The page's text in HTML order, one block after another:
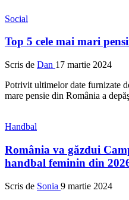
Social
Top 5 cele mai mari
Scris de Dan 17 martie 2024
Potrivit ultimelor date furnizate
mare pensie din România a
Handbal
România va găzdui
handbal feminin din
Scris de Sonia 9 martie 2024